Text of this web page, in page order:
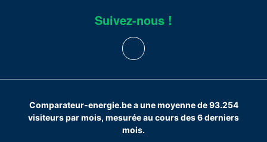
Suivez-nous !
Comparateur-energie.be a une moyenne de 93.254
visiteurs par mois, mesurée au cours des 6 derniers
mois.